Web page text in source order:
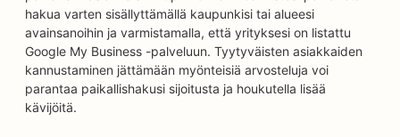
hakua varten sisällyttämällä kaupunkisi tai alueesi
avainsanoihin ja varmistamalla, että yrityksesi on listattu
Google My Business -palveluun. Tyytyväisten asiakkaiden
kannustaminen jättämään myönteisiä arvosteluja voi
parantaa paikallishakusi sijoitusta ja houkutella lisää
kävijöitä.